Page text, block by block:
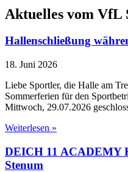
Aktuelles vom VfL
Hallenschließung
18. Juni 2026
Liebe Sportler, die Halle am
Sommerferien für den
Mittwoch, 29.07.2026
Weiterlesen »
DEICH 11 ACADEMY
Stenum